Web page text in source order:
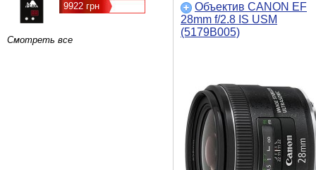
9922 грн
Смотреть все
Объектив CANON EF
28mm f/2.8 IS USM
(5179B005)